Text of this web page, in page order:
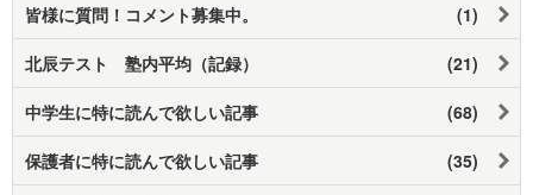
皆様に質問！コメント募集中。 (1)
北辰テスト 塾内平均（記録） (21)
中学生に特に読んで欲しい記事 (68)
保護者に特に読んで欲しい記事 (35)